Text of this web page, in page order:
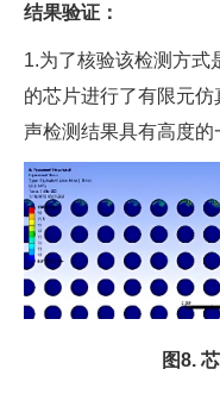
结果验证：
1.为了核验该检测方式
的芯片进行了有限元
声检测结果具有高度的
图8.